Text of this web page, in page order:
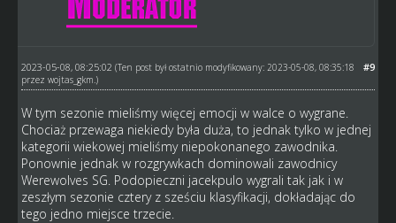
#9
2023-05-08, 08:25:02 (Ten post był ostatnio modyfikowany: 2023-05-08, 08:35:18
przez wojtas_gkm .)
W tym sezonie mieliśmy więcej emocji w walce o wygrane.
Chociaż przewaga niekiedy była duża, to jednak tylko w jednej
kategorii wiekowej mieliśmy niepokonanego zawodnika.
Ponownie jednak w rozgrywkach dominowali zawodnicy
Werewolves SG. Podopieczni jacekpulo wygrali tak jak i w
zeszłym sezonie cztery z sześciu klasyfikacji, dokładając do
tego jedno miejsce trzecie.